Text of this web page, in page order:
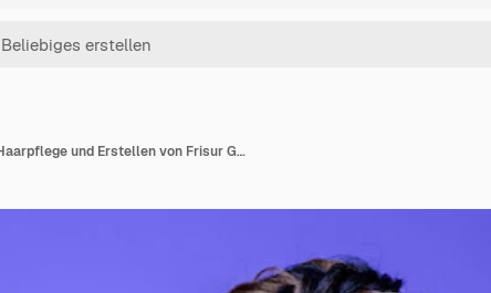
Französisches Geflecht Professionelle Haarpflege und Erstellen von Frisur Geflochtene Frisur Schöne junge Frau mit moderner Frisur Schönheitssalon Friseurkunst Mädchen Make-up Gesicht geflochtenes langes Haar